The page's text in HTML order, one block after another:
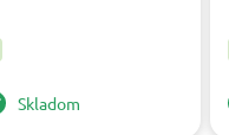
Skladom